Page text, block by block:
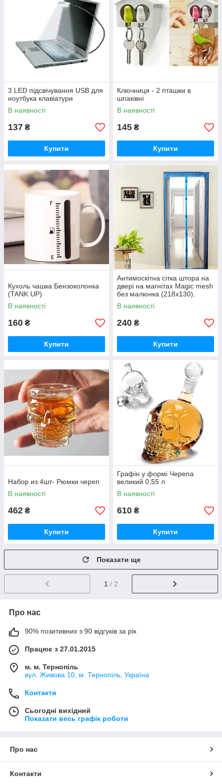
3 LED підсвічування USB для
ноутбука клавіатури
В наявності
137 ₴
Купити
Ключниця - 2 пташки в
шпаківні
В наявності
145 ₴
Купити
Кухоль чашка Бензоколонка
(TANK UP)
В наявності
160 ₴
Купити
Антимоскітна сітка штора на
двері на магнітах Magic mesh
без малюнка (218х130).
Блакитна
В наявності
240 ₴
Купити
Набор из 4шт- Рюмки череп
В наявності
462 ₴
Купити
Графін у формі Черепа
великий 0,55 л
В наявності
610 ₴
Купити
Показати ще
1 / 2
Про нас
90% позитивних з 90 відгуків за рік
Працює з 27.01.2015
м. м. Тернопіль
вул. Живова 10, м. Тернопіль, Україна
Контакти
Сьогодні вихідний
Показати весь графік роботи
Про нас
Контакти